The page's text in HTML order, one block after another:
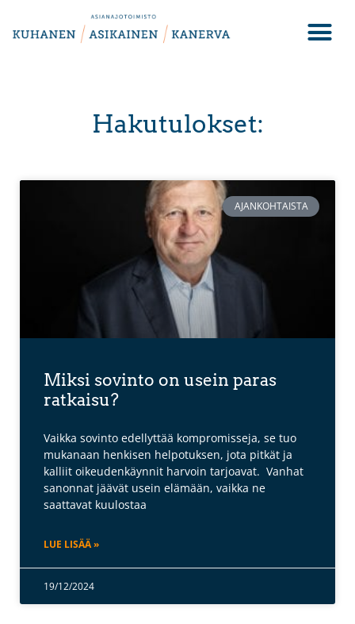
Hakutulokset:
AJANKOHTAISTA
Miksi sovinto on usein paras
ratkaisu?
Vaikka sovinto edellyttää kompromisseja, se tuo
mukanaan henkisen helpotuksen, jota pitkät ja
kalliit oikeudenkäynnit harvoin tarjoavat. Vanhat
sanonnat jäävät usein elämään, vaikka ne
saattavat kuulostaa
LUE LISÄÄ »
19/12/2024